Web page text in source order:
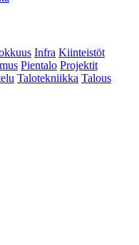
Infra Kiinteistöt
Pientalo Projektit
Talotekniikka Talous